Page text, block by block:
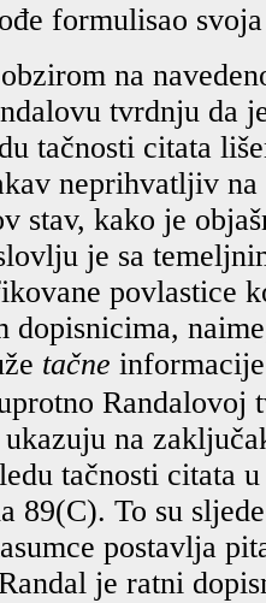
formulisao
na
tvrdnju da
tačnosti citata
neprihvatljiv
stav, kako je
je sa
povlastice
dopisnicima,
tačne
Randalovoj
na
tačnosti citata
89(C). To su
postavlja
je ratni